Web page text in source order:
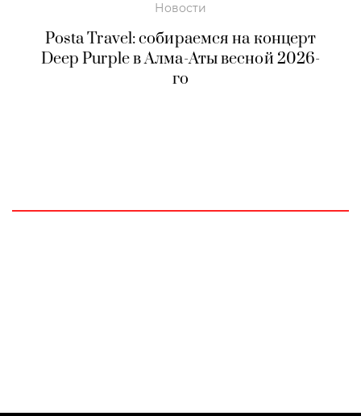
Новости
Posta Travel: собираемся на концерт
Deep Purple в Алма-Аты весной 2026-
го